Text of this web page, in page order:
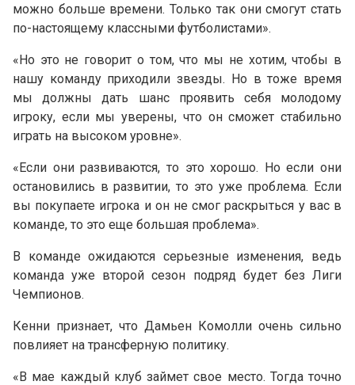
можно больше времени. Только так они смогут стать
по-настоящему классными футболистами».
«Но это не говорит о том, что мы не хотим, чтобы в
нашу команду приходили звезды. Но в тоже время
мы должны дать шанс проявить себя молодому
игроку, если мы уверены, что он сможет стабильно
играть на высоком уровне».
«Если они развиваются, то это хорошо. Но если они
остановились в развитии, то это уже проблема. Если
вы покупаете игрока и он не смог раскрыться у вас в
команде, то это еще большая проблема».
В команде ожидаются серьезные изменения, ведь
команда уже второй сезон подряд будет без Лиги
Чемпионов.
Кенни признает, что Дамьен Комолли очень сильно
повлияет на трансферную политику.
«В мае каждый клуб займет свое место. Тогда точно